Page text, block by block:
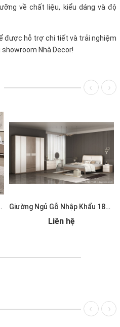
về chất liệu, kiểu dáng và độ
được hỗ trợ chi tiết và trải nghiệm
Nhà Decor!
489S
Giường Ngủ Gỗ Nhập Khẩu 185T
Liên hệ